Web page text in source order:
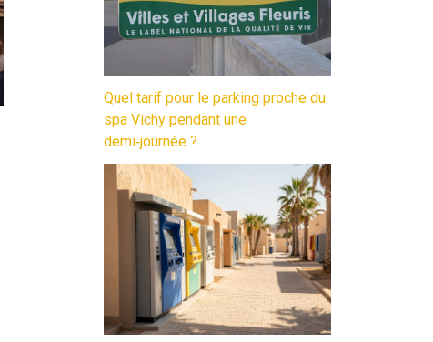
Quel tarif pour le parking proche du
spa Vichy pendant une
demi‑journée ?